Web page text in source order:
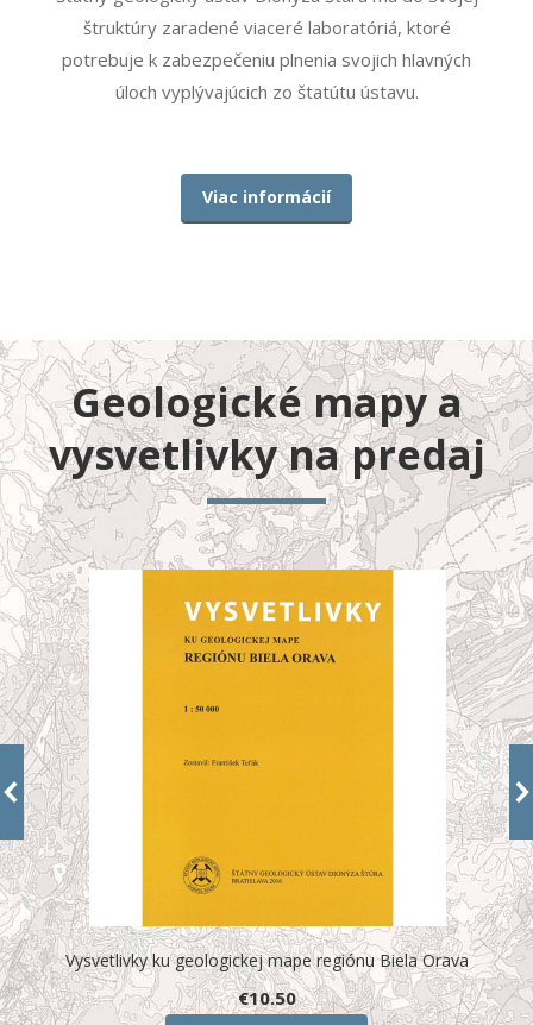
štruktúry zaradené viaceré laboratóriá, ktoré
potrebuje k zabezpečeniu plnenia svojich hlavných
úloch vyplývajúcich zo štatútu ústavu.
Viac informácií
Geologické mapy a
vysvetlivky na predaj
Vysvetlivky ku geologickej mape regiónu Biela Orava
€10.50